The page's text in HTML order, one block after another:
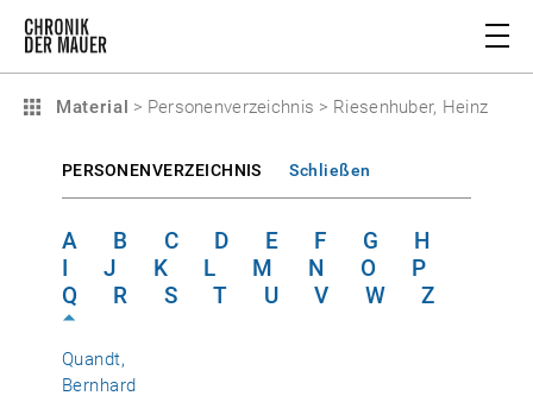
Material > Personenverzeichnis > Riesenhuber, Heinz
PERSONENVERZEICHNIS Schließen
A B C D E F G
H
I
J K L M N O
P
Q
R S T U V W Z
Quandt,
Bernhard